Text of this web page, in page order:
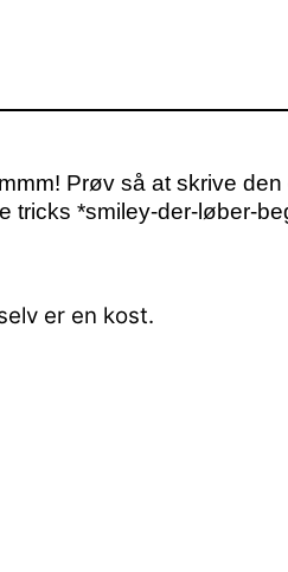
Prøv så at skrive
*smiley-der-løber-
er en kost.